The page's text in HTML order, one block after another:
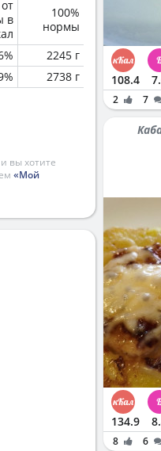
в
100%
нормы
2245 г
2738 г
вы хотите
«Мой
108.4
2 7
Кабачковые колечки с
134.9
8 6